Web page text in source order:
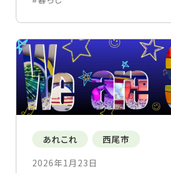
あれこれ
西尾市
2026年1月23日